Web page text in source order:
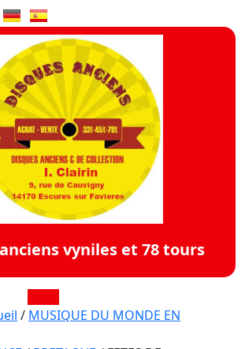
vyniles et 78 tours
Open
/ MUSIQUE DU MONDE EN